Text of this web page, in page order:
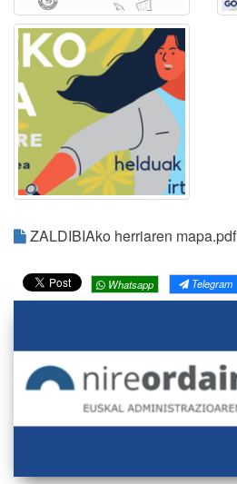
ZALDIBIAko herriaren mapa.pdf
Whatsapp Telegram